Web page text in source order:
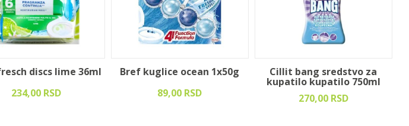
discs lime 36ml
234,00 RSD
Bref kuglice ocean 1x50g
89,00 RSD
Cillit bang sredstvo za
kupatilo kupatilo 750ml
270,00 RSD